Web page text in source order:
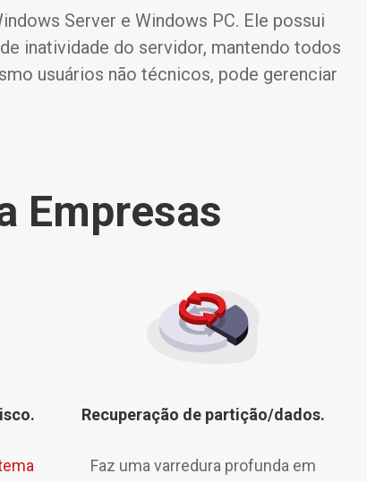
Server e Windows PC. Ele possui
inatividade do servidor, mantendo todos
usuários não técnicos, pode gerenciar
Empresas
Recuperação de partição/dados.
Faz uma varredura profunda em